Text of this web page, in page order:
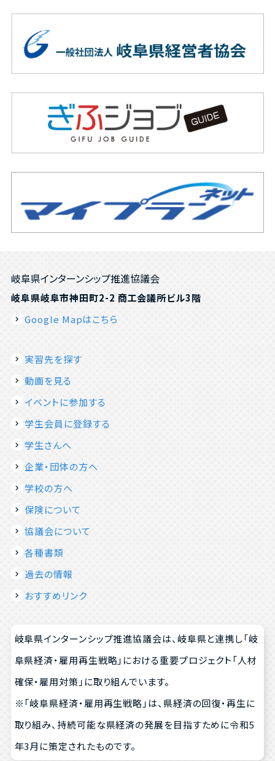
岐阜県インターンシップ推進協議会
岐阜県岐阜市神田町2-2 商工会議所ビル3階
Google Mapはこちら
実習先を探す
動画を見る
イベントに参加する
学生会員に登録する
学生さんへ
企業・団体の方へ
学校の方へ
保険について
協議会について
各種書類
過去の情報
おすすめリンク
岐阜県インターンシップ推進協議会は、岐阜県と連携し「岐
阜県経済・雇用再生戦略」における重要プロジェクト「人材
確保・雇用対策」に取り組んでいます。
※「岐阜県経済・雇用再生戦略」は、県経済の回復・再生に
取り組み、持続可能な県経済の発展を目指すために令和5
年3月に策定されたものです。